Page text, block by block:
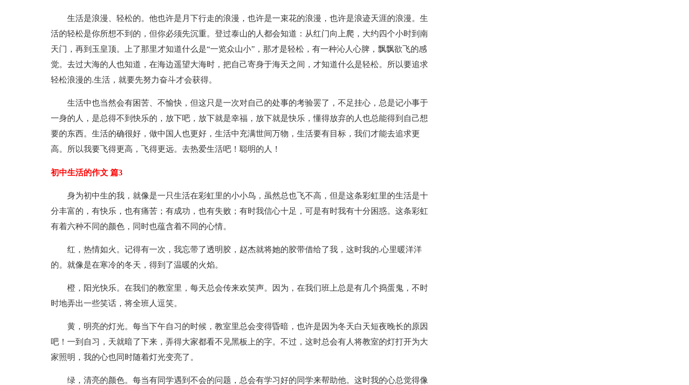
生活是浪漫、轻松的。他也许是月下行走的浪漫，也许是一束花的浪漫，也许是浪迹天涯的浪漫。生
活的轻松是你所想不到的，但你必须先沉重。登过泰山的人都会知道：从红门向上爬，大约四个小时到南
天门，再到玉皇顶。上了那里才知道什么是“一览众山小”，那才是轻松，有一种沁人心脾，飘飘欲飞的感
觉。去过大海的人也知道，在海边遥望大海时，把自己寄身于海天之间，才知道什么是轻松。所以要追求
轻松浪漫的.生活，就要先努力奋斗才会获得。
生活中也当然会有困苦、不愉快，但这只是一次对自己的处事的考验罢了，不足挂心，总是记小事于
一身的人，是总得不到快乐的，放下吧，放下就是幸福，放下就是快乐，懂得放弃的人也总能得到自己想
要的东西。生活的确很好，做中国人也更好，生活中充满世间万物，生活要有目标，我们才能去追求更
高。所以我要飞得更高，飞得更远。去热爱生活吧！聪明的人！
初中生活的作文 篇3
身为初中生的我，就像是一只生活在彩虹里的小小鸟，虽然总也飞不高，但是这条彩虹里的生活是十
分丰富的，有快乐，也有痛苦；有成功，也有失败；有时我信心十足，可是有时我有十分困惑。这条彩虹
有着六种不同的颜色，同时也蕴含着不同的心情。
红，热情如火。记得有一次，我忘带了透明胶，赵杰就将她的胶带借给了我，这时我的.心里暖洋洋
的。就像是在寒冷的冬天，得到了温暖的火焰。
橙，阳光快乐。在我们的教室里，每天总会传来欢笑声。因为，在我们班上总是有几个捣蛋鬼，不时
时地弄出一些笑话，将全班人逗笑。
黄，明亮的灯光。每当下午自习的时候，教室里总会变得昏暗，也许是因为冬天白天短夜晚长的原因
吧！一到自习，天就暗了下来，弄得大家都看不见黑板上的字。不过，这时总会有人将教室的灯打开为大
家照明，我的心也同时随着灯光变亮了。
绿，清亮的颜色。每当有同学遇到不会的问题，总会有学习好的同学来帮助他。这时我的心总觉得像